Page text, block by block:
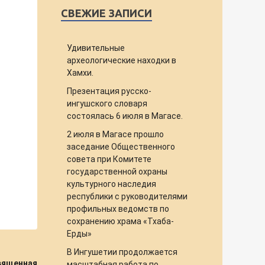
СВЕЖИЕ ЗАПИСИ
Удивительные
археологические находки в
Хамхи.
Презентация русско-
ингушского словаря
состоялась 6 июля в Магасе.
2 июля в Магасе прошло
заседание Общественного
совета при Комитете
государственной охраны
культурного наследия
республики с руководителями
профильных ведомств по
сохранению храма «Тхаба-
Ерды»
В Ингушетии продолжается